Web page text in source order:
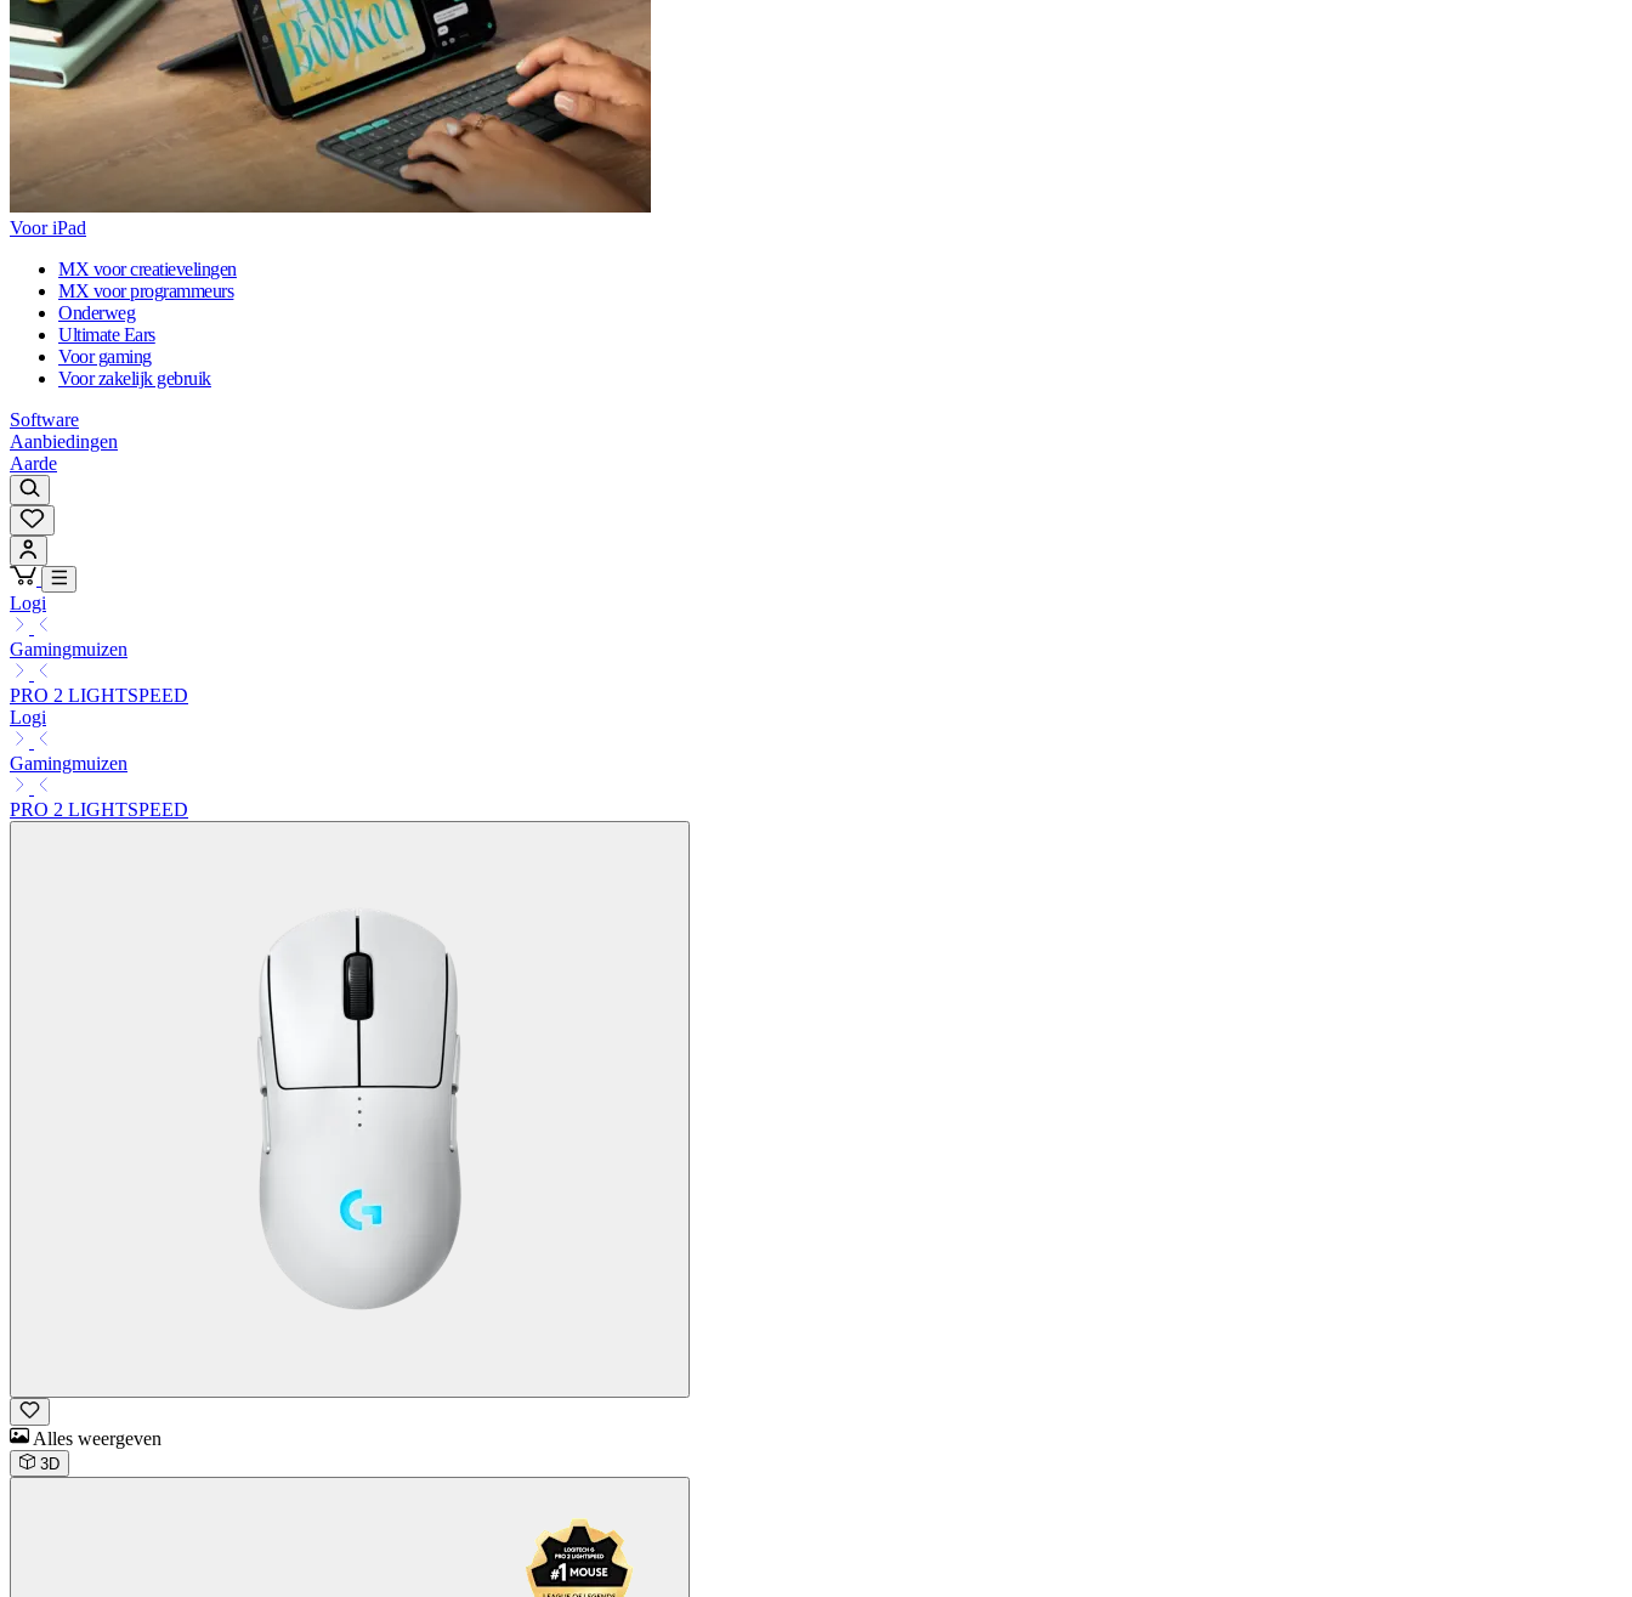
Voor iPad
MX voor creatievelingen
MX voor programmeurs
Onderweg
Ultimate Ears
Voor gaming
Voor zakelijk gebruik
Software
Aanbiedingen
Aarde
Logi
Gamingmuizen
PRO 2 LIGHTSPEED
Logi
Gamingmuizen
PRO 2 LIGHTSPEED
Alles weergeven
3D